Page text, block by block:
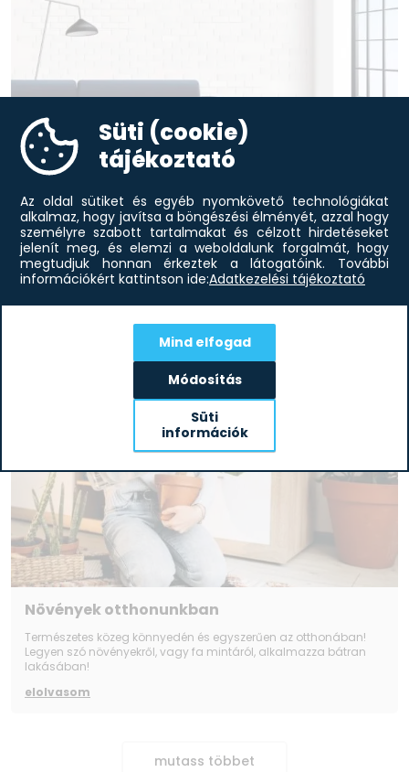
Modern lakberendezés otthonába
A modern lakberendezési stílust a szakértők előszeretettel
emlegetik egy lapon a minimál irányzattal. Ám előbbi szabad
kezet ad a színvariációk kiteljesítésében, lényegesen több
díszítőelemet...
Növények otthonunkban
Természetes közeg könnyedén és egyszerűen az otthonában!
Legyen szó növényekről, vagy fa mintáról, alkalmazza bátran
lakásában!
elolvasom
mutass többet
Süti (cookie)
tájékoztató
Az oldal sütiket és egyéb nyomkövető technológiákat
alkalmaz, hogy javítsa a böngészési élményét, azzal hogy
személyre szabott tartalmakat és célzott hirdetéseket
jelenít meg, és elemzi a weboldalunk forgalmát, hogy
megtudjuk honnan érkeztek a látogatóink.
További
információkért kattintson ide:Adatkezelési tájékoztató
Mind elfogad
Módosítás
Süti
információk